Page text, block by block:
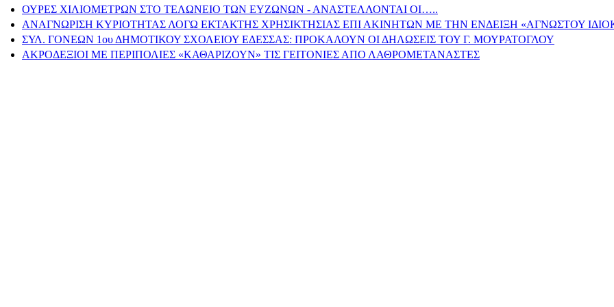
ΟΥΡΕΣ ΧΙΛΙΟΜΕΤΡΩΝ ΣΤΟ ΤΕΛΩΝΕΙΟ ΤΩΝ ΕΥΖΩΝΩΝ - ΑΝΑΣΤΕΛΛΟΝΤΑΙ ΟΙ…..
ΑΝΑΓΝΩΡΙΣΗ ΚΥΡΙΟΤΗΤΑΣ ΛΟΓΩ ΕΚΤΑΚΤΗΣ ΧΡΗΣΙΚΤΗΣΙΑΣ ΕΠΙ ΑΚΙΝΗΤΩΝ ΜΕ ΤΗΝ ΕΝΔΕΙΞΗ «ΑΓΝΩΣΤΟΥ
ΣΥΛ. ΓΟΝΕΩΝ 1ου ΔΗΜΟΤΙΚΟΥ ΣΧΟΛΕΙΟΥ ΕΔΕΣΣΑΣ: ΠΡΟΚΑΛΟΥΝ ΟΙ ΔΗΛΩΣΕΙΣ ΤΟΥ Γ. ΜΟΥΡΑΤΟΓΛΟΥ
ΑΚΡΟΔΕΞΙΟΙ ΜΕ ΠΕΡΙΠΟΛΙΕΣ «ΚΑΘΑΡΙΖΟΥΝ» ΤΙΣ ΓΕΙΤΟΝΙΕΣ ΑΠΟ ΛΑΘΡΟΜΕΤΑΝΑΣΤΕΣ